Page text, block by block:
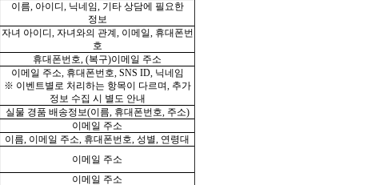
이름, 아이디, 닉네임, 기타 상담에 필요한
정보
자녀 아이디, 자녀와의 관계, 이메일, 휴대폰번
호
휴대폰번호, (복구)이메일 주소
이메일 주소, 휴대폰번호, SNS ID, 닉네임
※ 이벤트별로 처리하는 항목이 다르며, 추가
정보 수집 시 별도 안내
실물 경품 배송정보(이름, 휴대폰번호, 주소)
이메일 주소
이름, 이메일 주소, 휴대폰번호, 성별, 연령대
이메일 주소
이메일 주소